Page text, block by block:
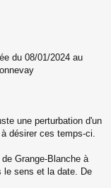
du 08/01/2024 au
une perturbation d'un
désirer ces temps-ci.
Grange-Blanche à
le sens et la date. De